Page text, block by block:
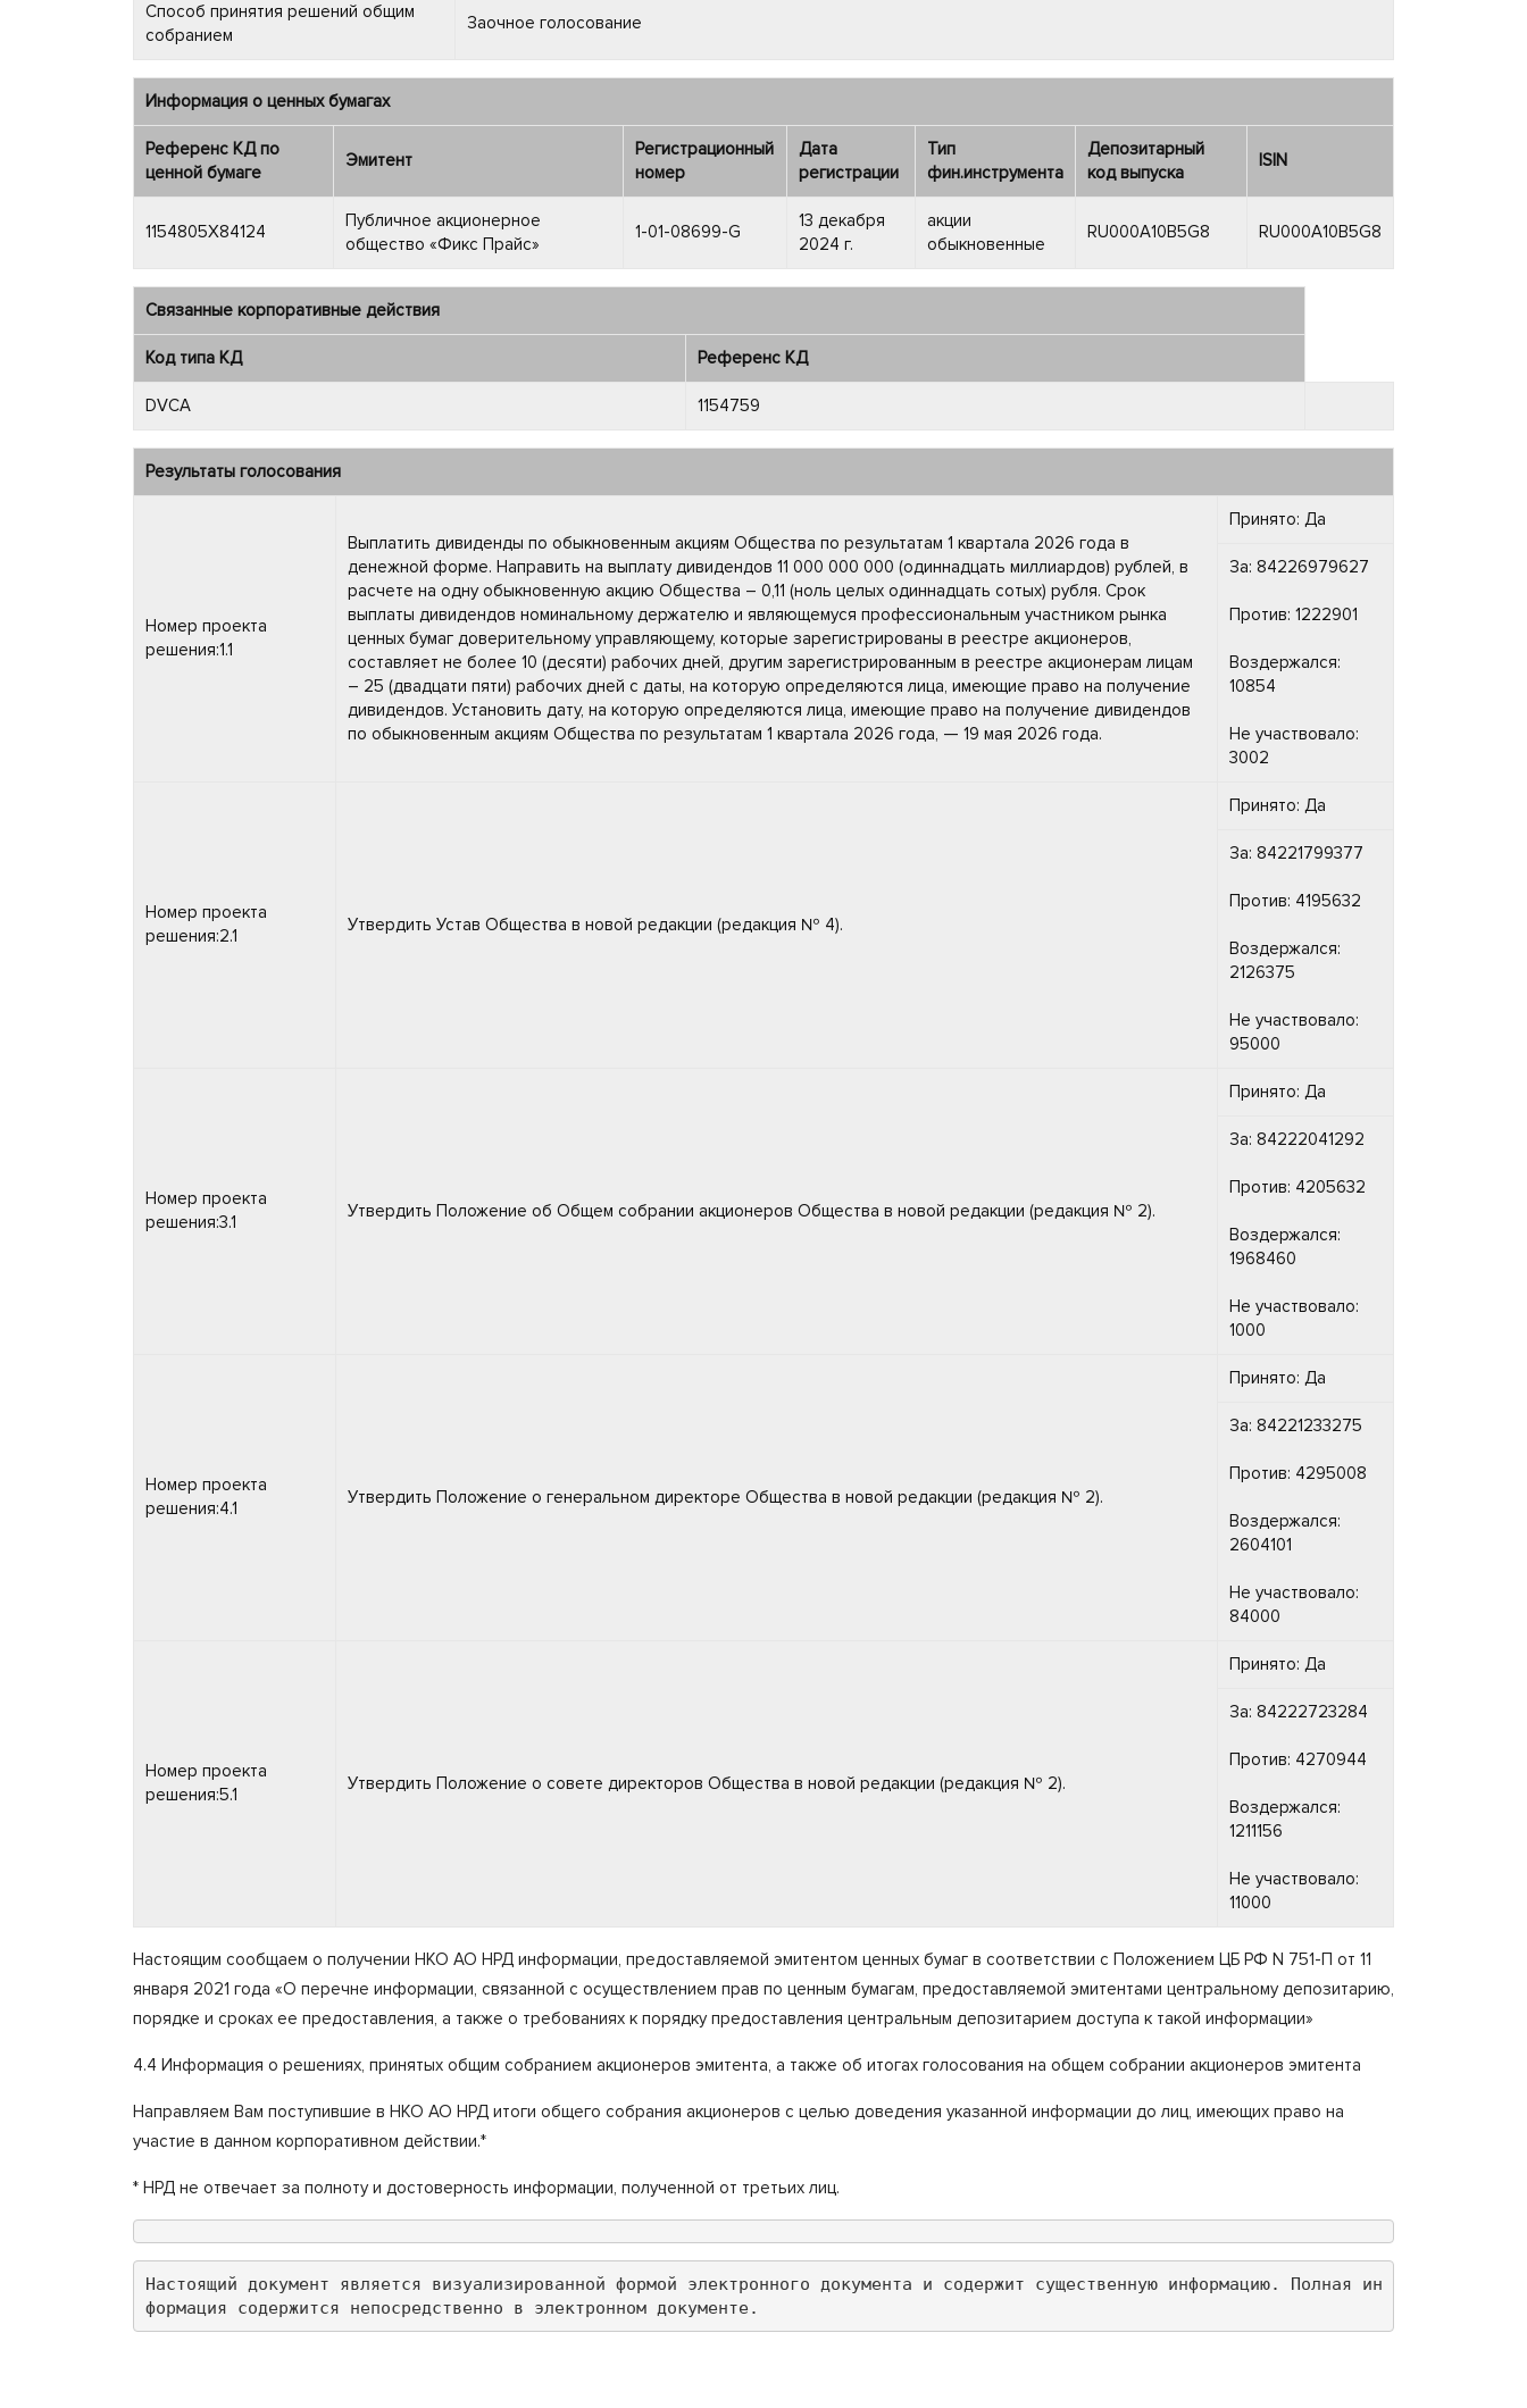
Способ принятия решений общим
собранием
Заочное голосование
Информация о ценных бумагах
Референс КД по
ценной бумаге
Эмитент
Регистрационный
номер
Дата
регистрации
Тип
фин.инструмента
Депозитарный
код выпуска
ISIN
1154805X84124
Публичное акционерное
общество «Фикс Прайс»
1-01-08699-G
13 декабря
2024 г.
акции
обыкновенные
RU000A10B5G8 RU000A10B5G8
Связанные корпоративные действия
Код типа КД Референс КД
DVCA 1154759
Результаты голосования
Номер проекта
решения:1.1
Выплатить дивиденды по обыкновенным акциям Общества по результатам 1 квартала 2026 года в
денежной форме. Направить на выплату дивидендов 11 000 000 000 (одиннадцать миллиардов) рублей, в
расчете на одну обыкновенную акцию Общества – 0,11 (ноль целых одиннадцать сотых) рубля. Срок
выплаты дивидендов номинальному держателю и являющемуся профессиональным участником рынка
ценных бумаг доверительному управляющему, которые зарегистрированы в реестре акционеров,
составляет не более 10 (десяти) рабочих дней, другим зарегистрированным в реестре акционерам лицам
– 25 (двадцати пяти) рабочих дней с даты, на которую определяются лица, имеющие право на получение
дивидендов. Установить дату, на которую определяются лица, имеющие право на получение дивидендов
по обыкновенным акциям Общества по результатам 1 квартала 2026 года, — 19 мая 2026 года.
Принято: Да
За: 84226979627
Против: 1222901
Воздержался:
10854
Не участвовало:
3002
Номер проекта
решения:2.1
Утвердить Устав Общества в новой редакции (редакция № 4).
Принято: Да
За: 84221799377
Против: 4195632
Воздержался:
2126375
Не участвовало:
95000
Номер проекта
решения:3.1
Утвердить Положение об Общем собрании акционеров Общества в новой редакции (редакция № 2).
Принято: Да
За: 84222041292
Против: 4205632
Воздержался:
1968460
Не участвовало:
1000
Номер проекта
решения:4.1
Утвердить Положение о генеральном директоре Общества в новой редакции (редакция № 2).
Принято: Да
За: 84221233275
Против: 4295008
Воздержался:
2604101
Не участвовало:
84000
Номер проекта
решения:5.1
Утвердить Положение о совете директоров Общества в новой редакции (редакция № 2).
Принято: Да
За: 84222723284
Против: 4270944
Воздержался:
1211156
Не участвовало:
11000
Настоящим сообщаем о получении НКО АО НРД информации, предоставляемой эмитентом ценных бумаг в соответствии с Положением ЦБ РФ N 751-П от 11
января 2021 года «О перечне информации, связанной с осуществлением прав по ценным бумагам, предоставляемой эмитентами центральному депозитарию,
порядке и сроках ее предоставления, а также о требованиях к порядку предоставления центральным депозитарием доступа к такой информации»
4.4 Информация о решениях, принятых общим собранием акционеров эмитента, а также об итогах голосования на общем собрании акционеров эмитента
Направляем Вам поступившие в НКО АО НРД итоги общего собрания акционеров с целью доведения указанной информации до лиц, имеющих право на
участие в данном корпоративном действии.*
* НРД не отвечает за полноту и достоверность информации, полученной от третьих лиц.
Настоящий документ является визуализированной формой электронного документа и содержит существенную информацию. Полная ин
формация содержится непосредственно в электронном документе.